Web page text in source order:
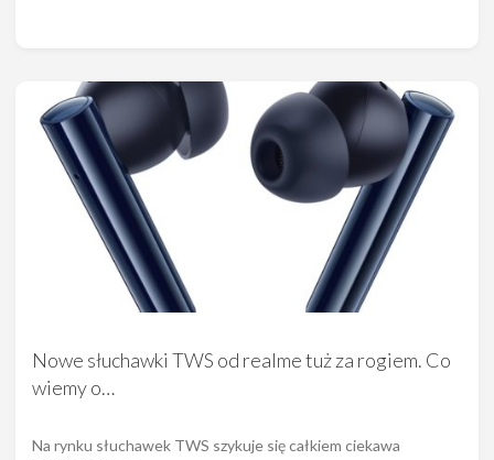
Nowe słuchawki TWS od realme tuż za rogiem. Co
wiemy o…
Na rynku słuchawek TWS szykuje się całkiem ciekawa